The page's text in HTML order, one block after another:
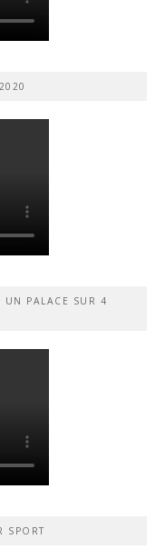
UN PALACE SUR 4
SPORT